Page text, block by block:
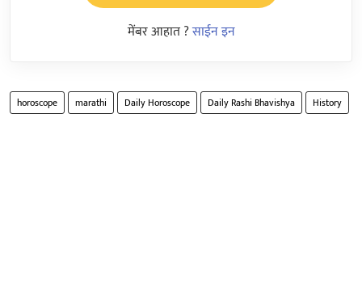
मेंबर आहात ?साईन इन
horoscope marathi Daily Horoscope Daily Rashi Bhavishya History